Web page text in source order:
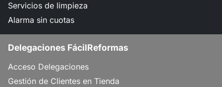
Servicios de limpieza
Alarma sin cuotas
Delegaciones FácilReformas
Acceso Delegaciones
Gestión de Clientes en Tienda